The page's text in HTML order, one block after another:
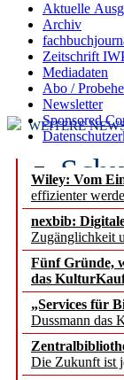
Aktuelle
Archiv
Zeitschrift
Mediadaten
Abo /
Newsletter
Sponsored
Wiley: Vom
effizienter
nexbib:
Zugänglichkeit
Fünf Gründe,
das
„Services für
Dussmann das
Die Zukunft ist
WEITERE